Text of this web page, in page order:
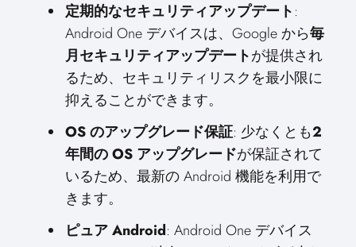
定期的なセキュリティアップデート:
Android One デバイスは、Google から毎
月セキュリティアップデートが提供され
るため、セキュリティリスクを最小限に
抑えることができます。
OS のアップグレード保証: 少なくとも2
年間の OS アップグレードが保証されて
いるため、最新の Android 機能を利用で
きます。
ピュア Android: Android One デバイス